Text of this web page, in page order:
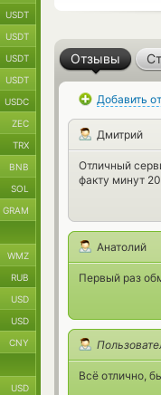
Отзывы
Добавить
Дмитрий
Отличный
факту минут
Анатолий
Первый раз
Всё отлично,
USDT
USDT
USDT
USDT
USDC
ZEC
TRX
BNB
SOL
GRAM
WMZ
RUB
USD
USD
CNY
USD